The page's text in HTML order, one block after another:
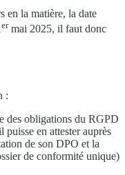
en la matière, la date
ermai 2025, il faut donc
:
des obligations du RGPD
en attester auprès
de son DPO et la
de conformité unique)